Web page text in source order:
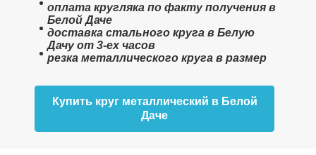
оплата кругляка по факту получения в
Белой Даче
доставка стального круга в Белую
Дачу от 3-ех часов
резка металлического круга в размер
Купить круг металлический в Белой
Даче